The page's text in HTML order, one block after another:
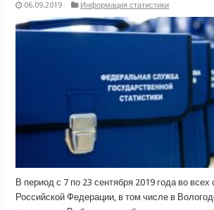
06.09.2019 Информация статистики
В период с 7 по 23 сентября 2019 года во всех
Российской Федерации, в том числе в